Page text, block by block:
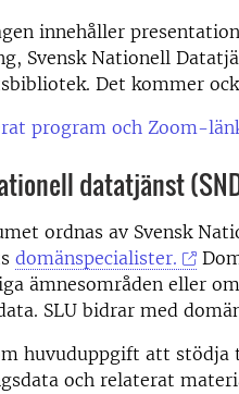
innehåller
Svensk Nationell
Det kommer
program och Zoom-
datatjänst
ordnas av Svensk
domänspecialister.
ämnesområden eller
SLU bidrar med
huvuduppgift att
och relaterat